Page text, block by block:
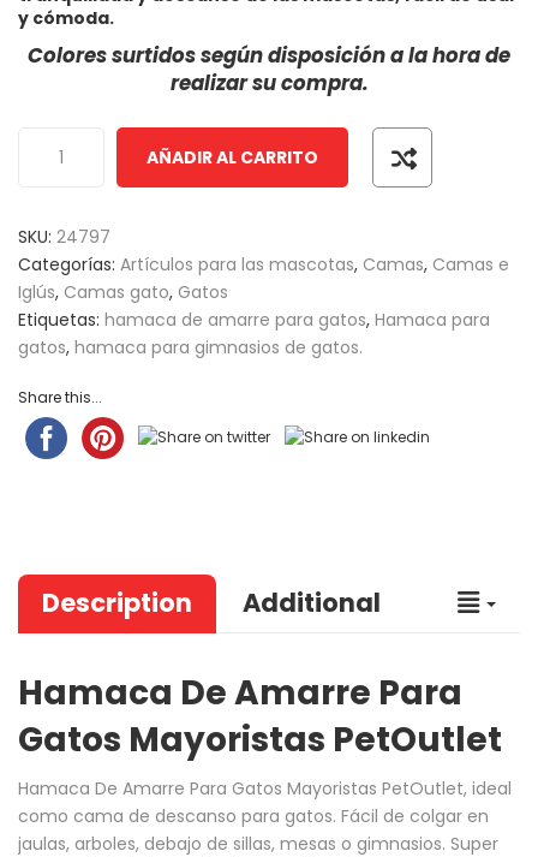
based
on
y cómoda.
Colores surtidos según disposición a la hora de
realizar su compra.
AÑADIR AL CARRITO
SKU: 24797
Categorías: Artículos para las mascotas, Camas, Camas e
Iglús, Camas gato, Gatos
Etiquetas: hamaca de amarre para gatos, Hamaca para
gatos, hamaca para gimnasios de gatos.
Share this...
Description Additional
Hamaca De Amarre Para
Gatos Mayoristas PetOutlet
Hamaca De Amarre Para Gatos Mayoristas PetOutlet, ideal
como cama de descanso para gatos. Fácil de colgar en
jaulas, arboles, debajo de sillas, mesas o gimnasios. Super